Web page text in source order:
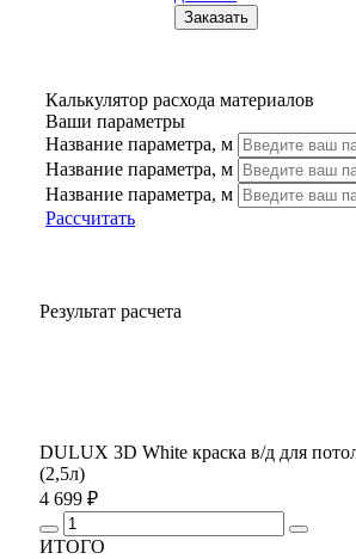
Калькулятор расхода материалов
Ваши параметры
Название параметра, м
Название параметра, м
Название параметра, м
Рассчитать
Результат расчета
DULUX 3D White краска в/д для
(2,5л)
4 699 ₽
ИТОГО